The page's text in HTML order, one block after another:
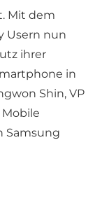
Mit dem
Usern nun
ihrer
in
Shin, VP
Mobile
Samsung